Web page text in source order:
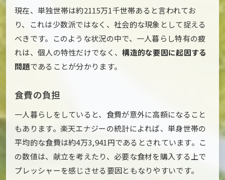
現在、単独世帯は約2115万1千世帯あると言われてお
り、これは少数派ではなく、社会的な現象として捉える
べきです。このような状況の中で、一人暮らし特有の疲
れは、個人の特性だけでなく、構造的な要因に起因する
問題であることが分かります。
食費の負担
一人暮らしをしていると、食費が意外に高額になること
もあります。楽天エナジーの統計によれば、単身世帯の
平均的な食費は約4万3,941円であるとされています。こ
の数値は、献立を考えたり、必要な食材を購入する上で
プレッシャーを感じさせる要因ともなりやすいです。